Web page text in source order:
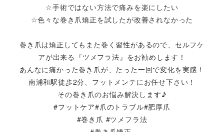
☆手術ではない方法で痛みを楽にしたい
☆色々な巻き爪矯正を試したが改善されなかった
巻き爪は矯正してもまた巻く習性があるので、セルフケ
アが出来る『ツメフラ法』をお勧めします！
あんなに痛かった巻き爪が、たった一回で変化を実感！
南浦和駅徒歩2分、フットメンテにお任せ下さい！
その巻き爪のお悩み解決します♪
#フットケア#爪のトラブル#肥厚爪
#巻き爪 #ツメフラ法